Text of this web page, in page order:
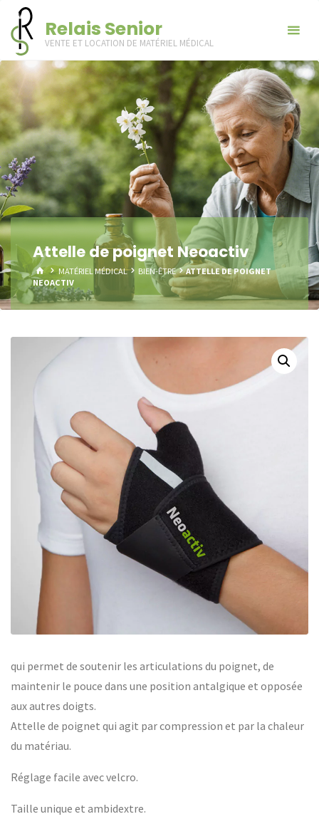
content
Relais Senior
VENTE ET LOCATION DE MATÉRIEL MÉDICAL
Attelle de poignet Neoactiv
HOMEMATÉRIEL MÉDICAL BIEN-ÊTRE
ATTELLE DE POIGNET
NEOACTIV
qui permet de soutenir les articulations du poignet, de
maintenir le pouce dans une position antalgique et opposée
aux autres doigts.
Attelle de poignet qui agit par compression et par la chaleur
du matériau.
Réglage facile avec velcro.
Taille unique et ambidextre.